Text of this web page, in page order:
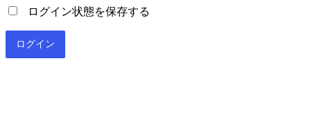
ログイン状態を保存する